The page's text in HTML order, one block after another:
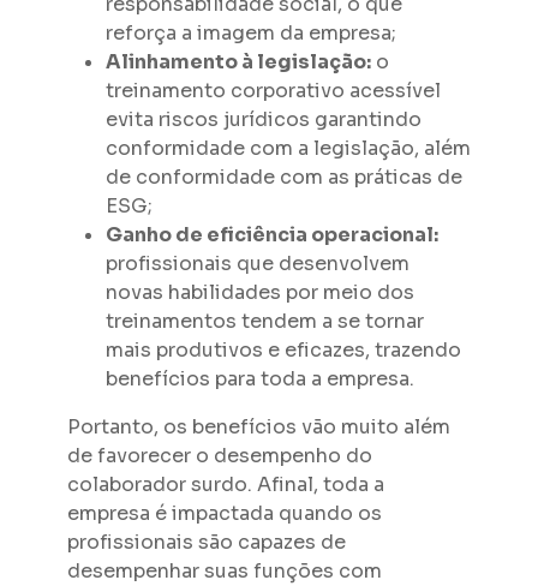
reforça a imagem da empresa;
Alinhamento à legislação: o
treinamento corporativo acessível
evita riscos jurídicos garantindo
conformidade com a legislação, além
de conformidade com as práticas de
ESG;
Ganho de eficiência operacional:
profissionais que desenvolvem
novas habilidades por meio dos
treinamentos tendem a se tornar
mais produtivos e eficazes, trazendo
benefícios para toda a empresa.
Portanto, os benefícios vão muito além
de favorecer o desempenho do
colaborador surdo. Afinal, toda a
empresa é impactada quando os
profissionais são capazes de
desempenhar suas funções com